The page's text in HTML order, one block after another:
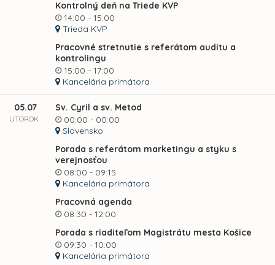
Kontrolný deň na Triede KVP
14:00 - 15:00
Trieda KVP
Pracovné stretnutie s referátom auditu a
kontrolingu
15:00 - 17:00
Kancelária primátora
05.07
UTOROK
Sv. Cyril a sv. Metod
00:00 - 00:00
Slovensko
Porada s referátom marketingu a styku s
verejnosťou
08:00 - 09:15
Kancelária primátora
Pracovná agenda
08:30 - 12:00
Porada s riaditeľom Magistrátu mesta Košice
09:30 - 10:00
Kancelária primátora